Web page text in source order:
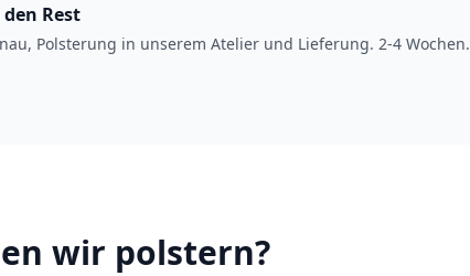
Rest
Polsterung in unserem Atelier und Lieferung. 2-4 Wochen.
wir polstern?